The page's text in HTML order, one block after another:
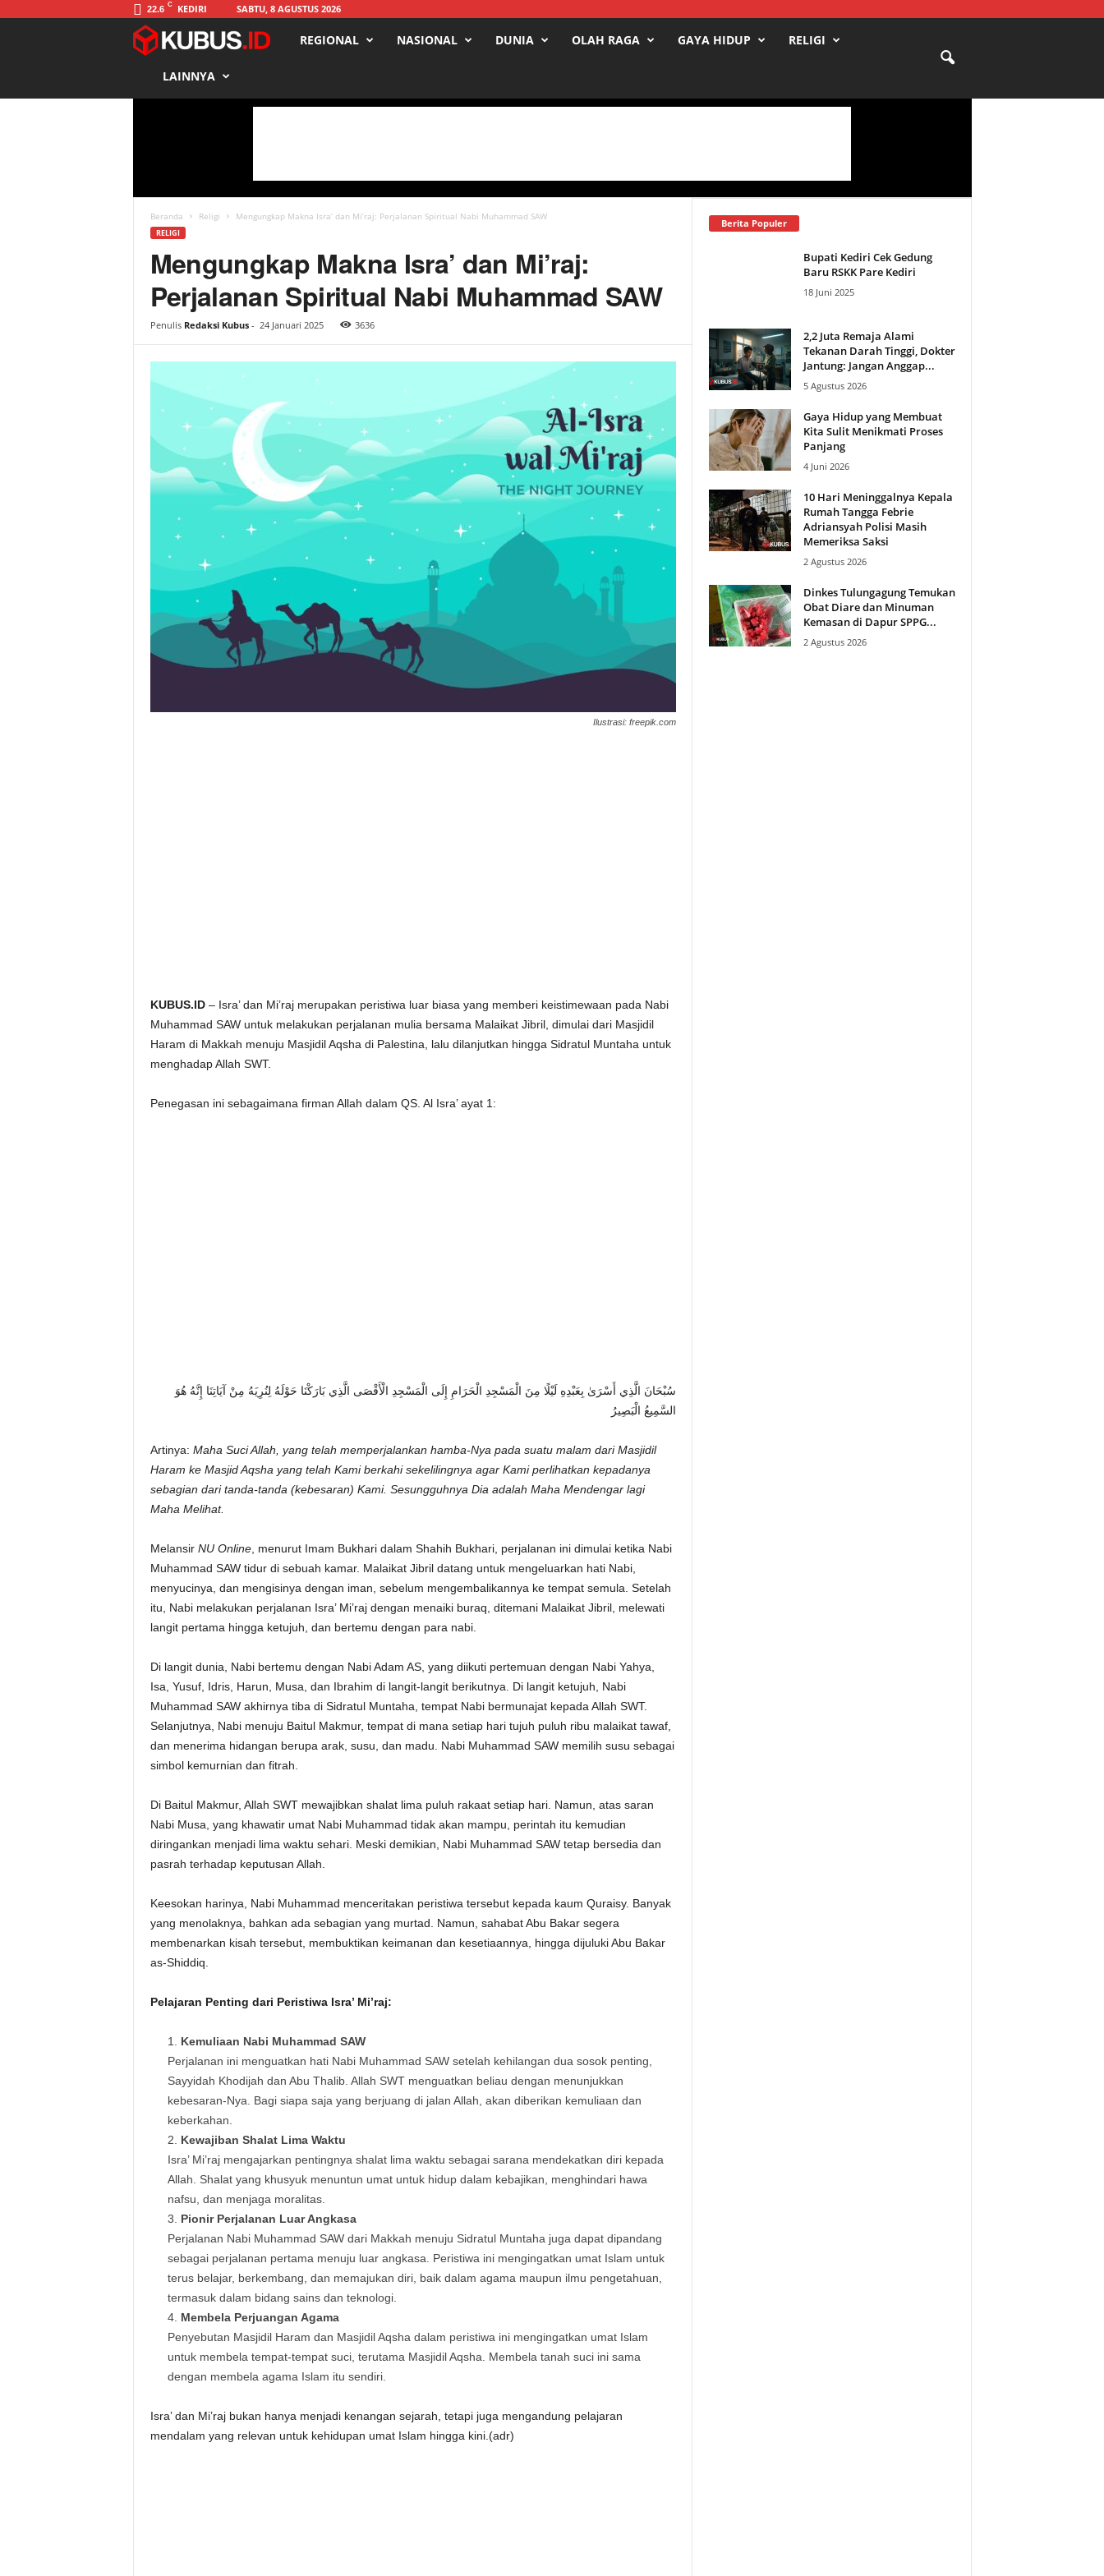
22.6 C KEDIRI SABTU, 8 AGUSTUS 2026
s
REGIONAL NASIONAL DUNIA OLAH RAGA GAYA HIDUP RELIGI
LAINNYA
Beranda Religi Mengungkap Makna Isra’ dan Mi’raj: Perjalanan Spiritual Nabi Muhammad SAW
RELIGI
Mengungkap Makna Isra’ dan Mi’raj:
Perjalanan Spiritual Nabi Muhammad SAW
Penulis Redaksi Kubus- 24 Januari 2025 3636
Ilustrasi: freepik.com
KUBUS.ID– Isra’ dan Mi’raj merupakan peristiwa luar biasa yang memberi keistimewaan pada Nabi
Muhammad SAW untuk melakukan perjalanan mulia bersama Malaikat Jibril, dimulai dari Masjidil
Haram di Makkah menuju Masjidil Aqsha di Palestina, lalu dilanjutkan hingga Sidratul Muntaha untuk
menghadap Allah SWT.
Penegasan ini sebagaimana firman Allah dalam QS. Al Isra’ ayat 1:
سُبْحَانَ الَّذِي أَسْرَىٰ بِعَبْدِهِ لَيْلًا مِنَ الْمَسْجِدِ الْحَرَامِ إِلَى الْمَسْجِدِ الْأَقْصَى الَّذِي بَارَكْنَا حَوْلَهُ لِنُرِيَهُ مِنْ آيَاتِنَا إِنَّهُ هُوَ
السَّمِيعُ الْبَصِيرُ
Artinya: Maha Suci Allah, yang telah memperjalankan hamba-Nya pada suatu malam dari Masjidil
Haram ke Masjid Aqsha yang telah Kami berkahi sekelilingnya agar Kami perlihatkan kepadanya
sebagian dari tanda-tanda (kebesaran) Kami. Sesungguhnya Dia adalah Maha Mendengar lagi
Maha Melihat.
Melansir NU Online, menurut Imam Bukhari dalam Shahih Bukhari, perjalanan ini dimulai ketika Nabi
Muhammad SAW tidur di sebuah kamar. Malaikat Jibril datang untuk mengeluarkan hati Nabi,
menyucinya, dan mengisinya dengan iman, sebelum mengembalikannya ke tempat semula. Setelah
itu, Nabi melakukan perjalanan Isra’ Mi’raj dengan menaiki buraq, ditemani Malaikat Jibril, melewati
langit pertama hingga ketujuh, dan bertemu dengan para nabi.
Di langit dunia, Nabi bertemu dengan Nabi Adam AS, yang diikuti pertemuan dengan Nabi Yahya,
Isa, Yusuf, Idris, Harun, Musa, dan Ibrahim di langit-langit berikutnya. Di langit ketujuh, Nabi
Muhammad SAW akhirnya tiba di Sidratul Muntaha, tempat Nabi bermunajat kepada Allah SWT.
Selanjutnya, Nabi menuju Baitul Makmur, tempat di mana setiap hari tujuh puluh ribu malaikat tawaf,
dan menerima hidangan berupa arak, susu, dan madu. Nabi Muhammad SAW memilih susu sebagai
simbol kemurnian dan fitrah.
Di Baitul Makmur, Allah SWT mewajibkan shalat lima puluh rakaat setiap hari. Namun, atas saran
Nabi Musa, yang khawatir umat Nabi Muhammad tidak akan mampu, perintah itu kemudian
diringankan menjadi lima waktu sehari. Meski demikian, Nabi Muhammad SAW tetap bersedia dan
pasrah terhadap keputusan Allah.
Keesokan harinya, Nabi Muhammad menceritakan peristiwa tersebut kepada kaum Quraisy. Banyak
yang menolaknya, bahkan ada sebagian yang murtad. Namun, sahabat Abu Bakar segera
membenarkan kisah tersebut, membuktikan keimanan dan kesetiaannya, hingga dijuluki Abu Bakar
as-Shiddiq.
Pelajaran Penting dari Peristiwa Isra’ Mi’raj:
Kemuliaan Nabi Muhammad SAW
Perjalanan ini menguatkan hati Nabi Muhammad SAW setelah kehilangan dua sosok penting,
Sayyidah Khodijah dan Abu Thalib. Allah SWT menguatkan beliau dengan menunjukkan
kebesaran-Nya. Bagi siapa saja yang berjuang di jalan Allah, akan diberikan kemuliaan dan
keberkahan.
Kewajiban Shalat Lima Waktu
Isra’ Mi’raj mengajarkan pentingnya shalat lima waktu sebagai sarana mendekatkan diri kepada
Allah. Shalat yang khusyuk menuntun umat untuk hidup dalam kebajikan, menghindari hawa
nafsu, dan menjaga moralitas.
Pionir Perjalanan Luar Angkasa
Perjalanan Nabi Muhammad SAW dari Makkah menuju Sidratul Muntaha juga dapat dipandang
sebagai perjalanan pertama menuju luar angkasa. Peristiwa ini mengingatkan umat Islam untuk
terus belajar, berkembang, dan memajukan diri, baik dalam agama maupun ilmu pengetahuan,
termasuk dalam bidang sains dan teknologi.
Membela Perjuangan Agama
Penyebutan Masjidil Haram dan Masjidil Aqsha dalam peristiwa ini mengingatkan umat Islam
untuk membela tempat-tempat suci, terutama Masjidil Aqsha. Membela tanah suci ini sama
dengan membela agama Islam itu sendiri.
Isra’ dan Mi’raj bukan hanya menjadi kenangan sejarah, tetapi juga mengandung pelajaran
mendalam yang relevan untuk kehidupan umat Islam hingga kini.(adr)
Berita Populer
Bupati Kediri Cek Gedung
Baru RSKK Pare Kediri
18 Juni 2025
2,2 Juta Remaja Alami
Tekanan Darah Tinggi, Dokter
Jantung: Jangan Anggap...
5 Agustus 2026
Gaya Hidup yang Membuat
Kita Sulit Menikmati Proses
Panjang
4 Juni 2026
10 Hari Meninggalnya Kepala
Rumah Tangga Febrie
Adriansyah Polisi Masih
Memeriksa Saksi
2 Agustus 2026
Dinkes Tulungagung Temukan
Obat Diare dan Minuman
Kemasan di Dapur SPPG...
2 Agustus 2026